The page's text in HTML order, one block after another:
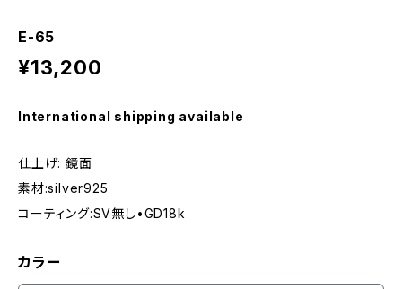
E-65
¥13,200
International shipping available
仕上げ: 鏡面
素材:silver925
コーティング:SV無し•GD18k
カラー